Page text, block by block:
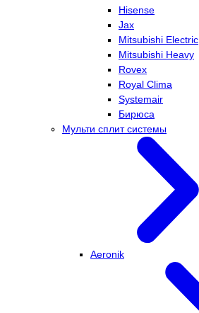
Hisense
Jax
Mitsubishi Electric
Mitsubishi Heavy
Rovex
Royal Clima
Systemair
Бирюса
Мульти сплит системы
Aeronik